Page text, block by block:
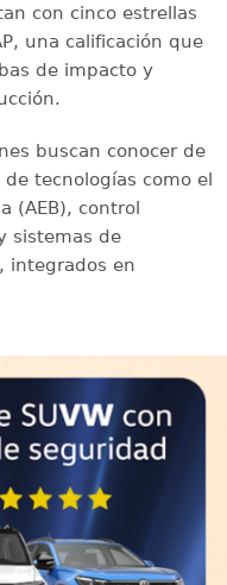
con cinco estrellas
una calificación que
de impacto y
buscan conocer de
tecnologías como el
(AEB), control
sistemas de
integrados en